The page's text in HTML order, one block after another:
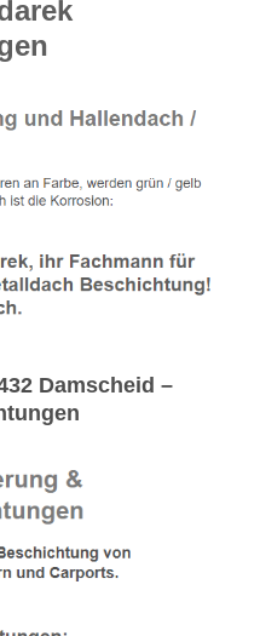
Damscheid –